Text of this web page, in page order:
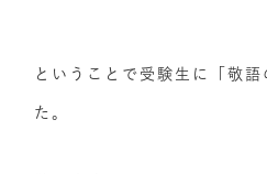
ということで受験生に「敬語
た。